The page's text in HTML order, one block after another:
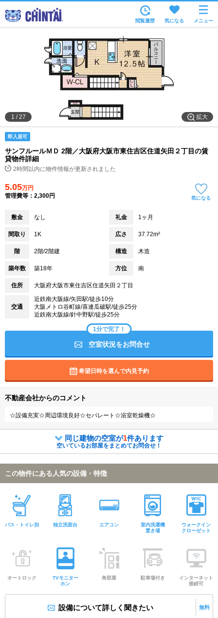
住所から
家賃相場から
通勤通学時間から
物件特集から
不動産会社から
閲覧履歴 気になる メニュー
拡大
1 /27
即入居可
サンフルールＭＤ 2階／大阪府大阪市東住吉区住道矢田２丁目の賃
貸物件詳細
2時間以内に物件情報が更新されました
5.05万円
管理費等：2,300円
気になる
敷金 なし 礼金 1ヶ月
間取り 1K 広さ 37.72m²
階 2階/2階建 構造 木造
築年数 築18年 方位 南
住所 大阪府大阪市東住吉区住道矢田２丁目
交通
近鉄南大阪線/矢田駅/徒歩10分
大阪メトロ谷町線/喜連瓜破駅/徒歩25分
近鉄南大阪線/針中野駅/徒歩25分
1分で完了！
空室状況をお問合せ
希望日時を選んで内見予約
不動産会社からのコメント
☆設備充実☆周辺環境良好☆セパレート☆浴室乾燥機☆
同じ建物の空室が1件あります
空いているお部屋をまとめてお問合せ！
この物件にある人気の設備・特徴
バス・トイレ別 独立洗面台 エアコン
室内洗濯機
置き場
ウォークイン
クローゼット
オートロック
TVモニター
ホン
角部屋 駐車場付き
インターネット
接続可
設備について詳しく聞きたい 無料